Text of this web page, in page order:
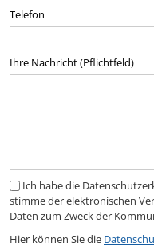
Telefon
Ihre Nachricht (Pflichtfeld)
Ich habe die
stimme der elektronischen
Daten zum Zweck der
Hier können Sie die